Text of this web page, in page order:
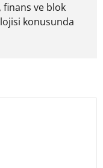
finans ve blok
konusunda
Daha önce
Dış